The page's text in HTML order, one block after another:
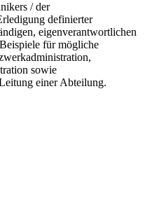
/ der
definierter
eigenverantwortlichen
für mögliche
sowie
einer Abteilung.